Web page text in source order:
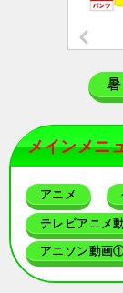
メインメニ
アニメ
テレビアニメ
アニソン動画